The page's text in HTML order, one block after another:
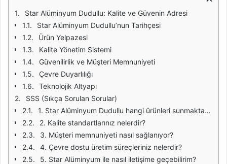
Star Alüminyum Dudullu: Kalite ve Güvenin Adresi
Star Alüminyum Dudullu’nun Tarihçesi
Ürün Yelpazesi
Kalite Yönetim Sistemi
Güvenilirlik ve Müşteri Memnuniyeti
Çevre Duyarlılığı
Teknolojik Altyapı
SSS (Sıkça Sorulan Sorular)
1. Star Alüminyum Dudullu hangi ürünleri sunmaktadır?
2. Kalite standartlarınız nelerdir?
3. Müşteri memnuniyeti nasıl sağlanıyor?
4. Çevre dostu üretim süreçleriniz nelerdir?
5. Star Alüminyum ile nasıl iletişime geçebilirim?